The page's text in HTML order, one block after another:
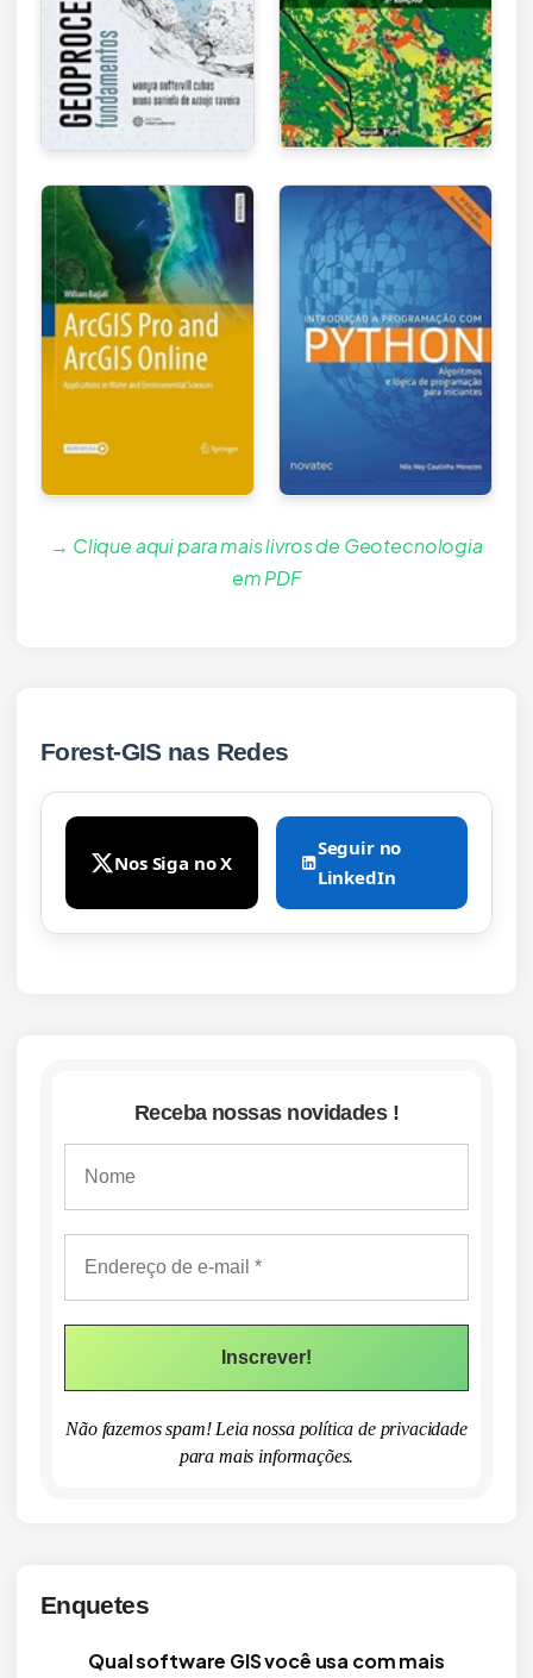
→ Clique aqui para mais livros de Geotecnologia
em PDF
Forest-GIS nas Redes
Nos Siga no X
Seguir no
LinkedIn
Receba nossas novidades !
Não fazemos spam! Leia nossa política de privacidade
para mais informações.
Enquetes
Qual software GIS você usa com mais